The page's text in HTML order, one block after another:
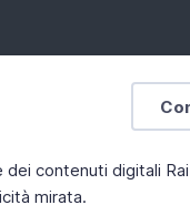
contenuti digitali
mirata.